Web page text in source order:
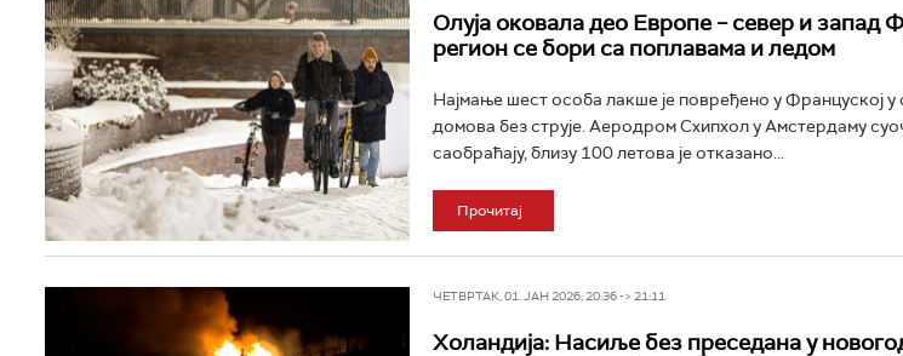
Олуја оковала део Европе – север и запад
регион се бори са поплавама и ледом
Најмање шест особа лакше је повређено у Француској у
домова без струје. Аеродром Схипхол у Амстердаму
саобраћају, близу 100 летова је отказано...
Прочитај
ЧЕТВРТАК, 01. ЈАН 2026, 20:36 -> 21:11
Холандија: Насиље без преседана у